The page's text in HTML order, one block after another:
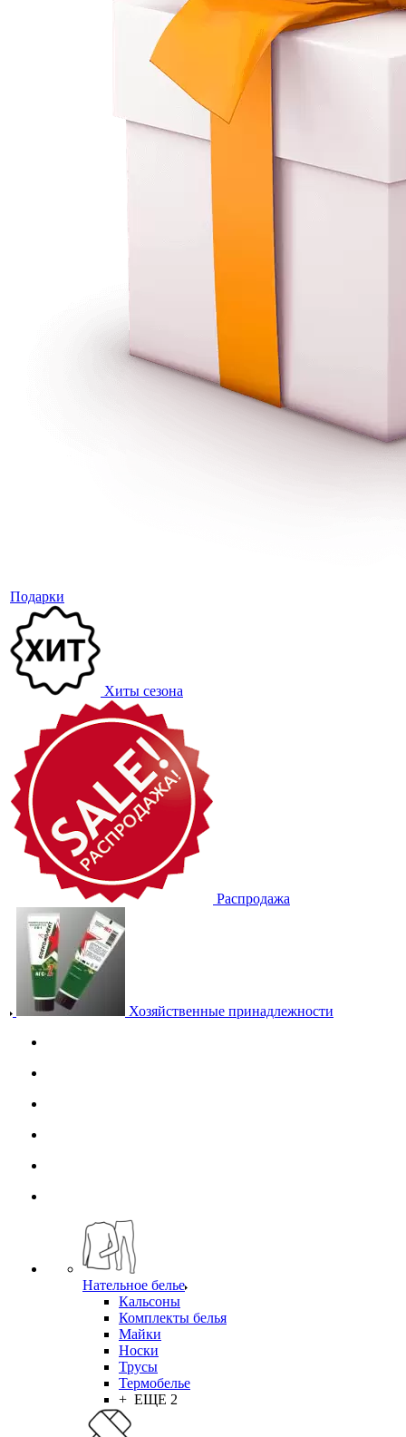
Подарки
Хиты сезона
Распродажа
Хозяйственные принадлежности
Нательное белье
Кальсоны
Комплекты белья
Майки
Носки
Трусы
Термобелье
+ ЕЩЕ 2